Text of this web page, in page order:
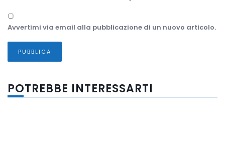
Avvertimi via email alla pubblicazione di un nuovo articolo.
POTREBBE INTERESSARTI